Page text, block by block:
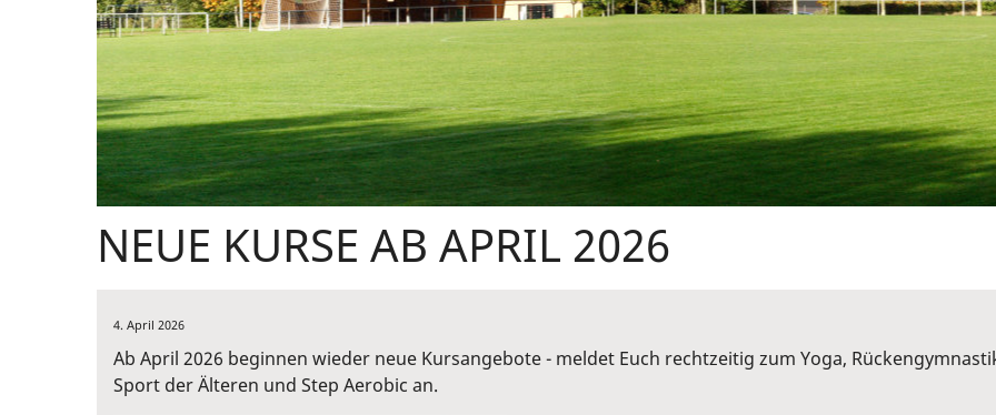
NEUE KURSE AB APRIL 2026
4. April 2026
Ab April 2026 beginnen wieder neue Kursangebote - meldet Euch rechtzeitig zum Yoga,
Sport der Älteren und Step Aerobic an.